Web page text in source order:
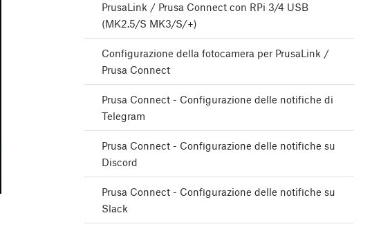
PrusaLink / Prusa Connect con RPi 3/4 USB
(MK2.5/S MK3/S/+)
Configurazione della fotocamera per PrusaLink /
Prusa Connect
Prusa Connect - Configurazione delle notifiche di
Telegram
Prusa Connect - Configurazione delle notifiche su
Discord
Prusa Connect - Configurazione delle notifiche su
Slack